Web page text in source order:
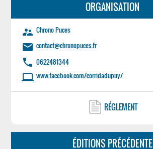
ORGANISATION
supervisor_account Chrono Puces
email contact@chronopuces.fr
phone 0622481344
laptop www.facebook.com/corridadupuy/
RÉGLEMENT
ÉDITIONS PRÉCÉDENTE